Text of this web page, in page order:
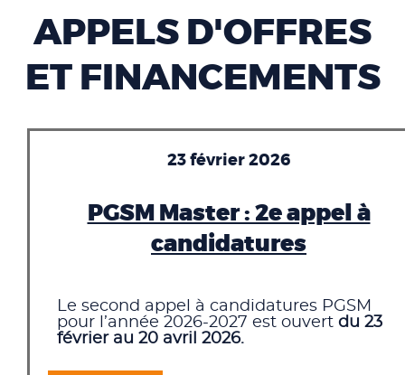
APPELS D'OFFRES
ET FINANCEMENTS
23 février 2026
PGSM Master : 2e appel à
candidatures
Le second appel à candidatures PGSM
pour l’année 2026-2027 est ouvert du 23
février au 20 avril 2026.